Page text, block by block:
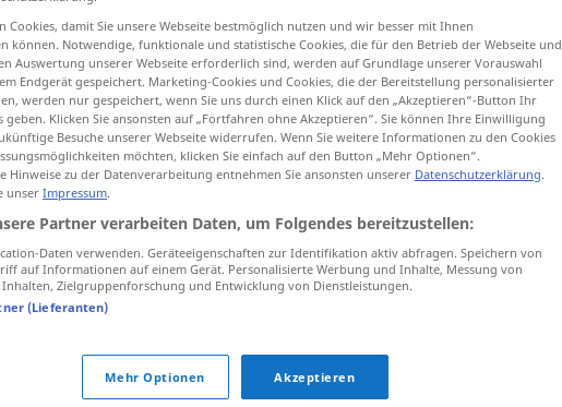
Cookies, damit Sie unsere Webseite bestmöglich nutzen und wir besser mit Ihnen
können. Notwendige, funktionale und statistische Cookies, die für den Betrieb der Webseite und
Auswertung unserer Webseite erforderlich sind, werden auf Grundlage unserer Vorauswahl
Endgerät gespeichert. Marketing-Cookies und Cookies, die der Bereitstellung personalisierter
werden nur gespeichert, wenn Sie uns durch einen Klick auf den „Akzeptieren“-Button Ihr
geben. Klicken Sie ansonsten auf „Fortfahren ohne Akzeptieren“. Sie können Ihre Einwilligung
Besuche unserer Webseite widerrufen. Wenn Sie weitere Informationen zu den Cookies
möchten, klicken Sie einfach auf den Button „Mehr Optionen“.
Hinweise zu der Datenverarbeitung entnehmen Sie ansonsten unserer Datenschutzerklärung.
unser Impressum.
Partner verarbeiten Daten, um Folgendes bereitzustellen:
Daten verwenden. Geräteeigenschaften zur Identifikation aktiv abfragen. Speichern von
auf Informationen auf einem Gerät. Personalisierte Werbung und Inhalte, Messung von
Zielgruppenforschung und Entwicklung von Dienstleistungen.
(Lieferanten)
Mehr Optionen Akzeptieren